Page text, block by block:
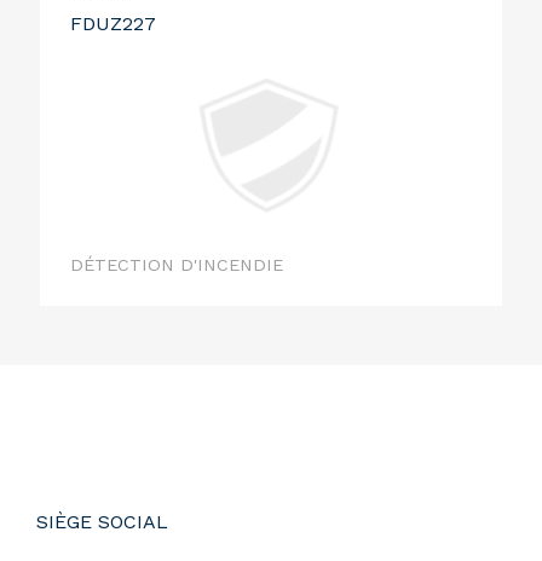
FDUZ227
DÉTECTION D'INCENDIE
SIÈGE SOCIAL